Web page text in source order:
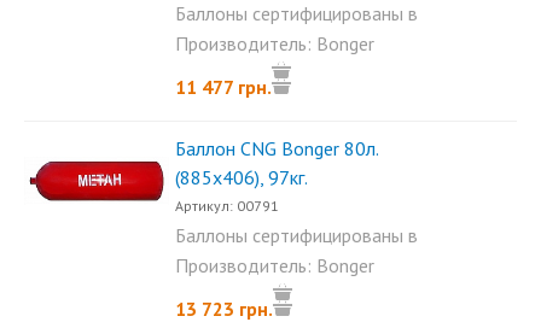
Баллоны сертифицированы в
Украине на...
Производитель: Bonger
11 477 грн.
Баллон CNG Bonger 80л.
(885x406), 97кг.
Артикул: 00791
Баллоны сертифицированы в
Украине на...
Производитель: Bonger
13 723 грн.